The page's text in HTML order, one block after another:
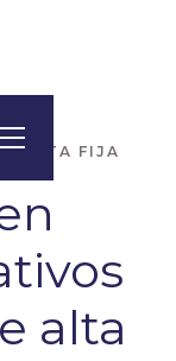
RENTA FIJA
alta